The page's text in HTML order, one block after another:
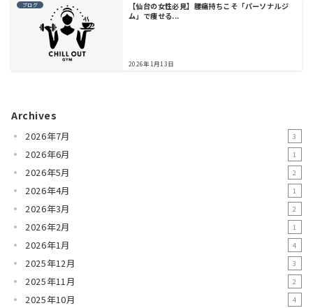
ブログ
【仙台の女性必見】腰痛持ちこそ「パーソナルジ
ム」で痩せる...
2026年1月13日
Archives
2026年7月 3
2026年6月 1
2026年5月 2
2026年4月 1
2026年3月 2
2026年2月 1
2026年1月 4
2025年12月 3
2025年11月 2
2025年10月 4